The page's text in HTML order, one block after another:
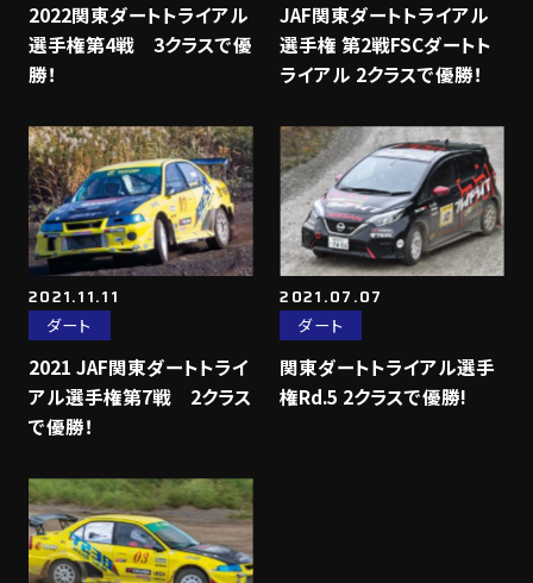
2022関東ダートトライアル
選手権第4戦 3クラスで優
勝！
JAF関東ダートトライアル
選手権 第2戦FSCダートト
ライアル 2クラスで優勝！
2021.11.11
ダート
2021 JAF関東ダートトライ
アル選手権第7戦 2クラス
で優勝！
2021.07.07
ダート
関東ダートトライアル選手
権Rd.5 2クラスで優勝!